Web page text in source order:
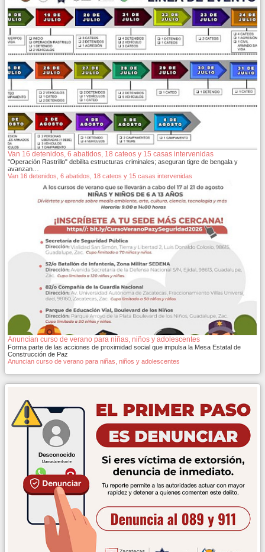
Van 16 detenidos, 6 abatidos, 18 cateos y 15 casas intervenidas
"Operación Rastrillo" debilita estructuras criminales; aseguran tigre de bengala y
avanzan…
Van 16 detenidos, 6 abatidos, 18 cateos y 15 casas intervenidas
Anuncian curso de verano para niñas, niños y adolescentes
Forma parte de las acciones de proximidad social que impulsa la Mesa Estatal de
Construcción de Paz
Anuncian curso de verano para niñas, niños y adolescentes